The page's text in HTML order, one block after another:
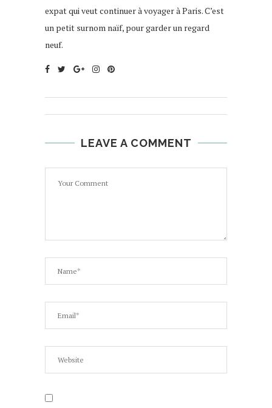
expat qui veut continuer à voyager à Paris. C’est
un petit surnom naïf, pour garder un regard
neuf.
LEAVE A COMMENT